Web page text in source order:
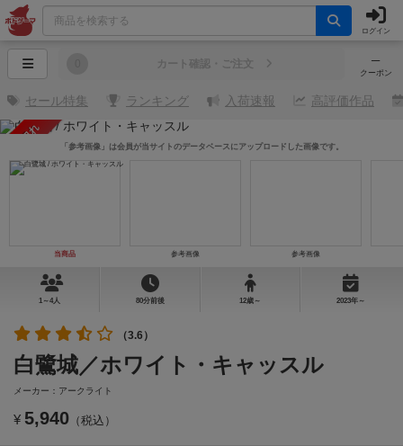
ログイン
─
クーポン
カート確認・ご注文
セール特集 ランキング 入荷速報 高評価作品
売り切れ
当商品 参考画像 参考画像
「参考画像」は会員が当サイトのデータベースにアップロードした画像です。
1～4人 80分前後 12歳～ 2023年～
（3.6）
白鷺城／ホワイト・キャッスル
メーカー：アークライト
¥ 5,940 （税込）